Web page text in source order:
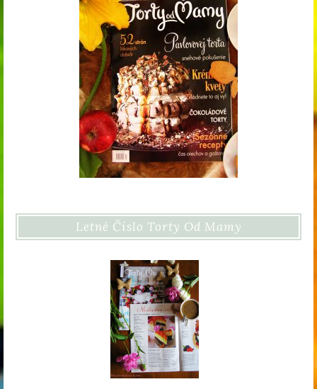
Letné Číslo Torty Od Mamy